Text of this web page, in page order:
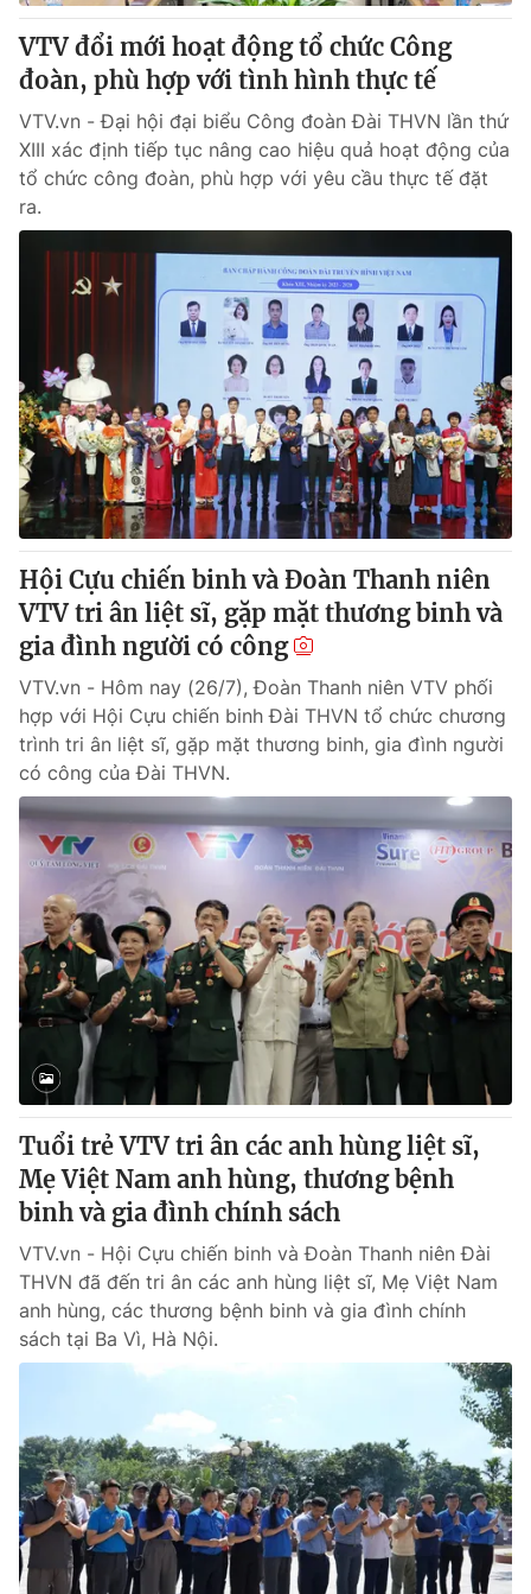
VTV đổi mới hoạt động tổ chức Công
đoàn, phù hợp với tình hình thực tế
VTV.vn - Đại hội đại biểu Công đoàn Đài THVN lần thứ
XIII xác định tiếp tục nâng cao hiệu quả hoạt động của
tổ chức công đoàn, phù hợp với yêu cầu thực tế đặt
ra.
Hội Cựu chiến binh và Đoàn Thanh niên
VTV tri ân liệt sĩ, gặp mặt thương binh và
gia đình người có công
VTV.vn - Hôm nay (26/7), Đoàn Thanh niên VTV phối
hợp với Hội Cựu chiến binh Đài THVN tổ chức chương
trình tri ân liệt sĩ, gặp mặt thương binh, gia đình người
có công của Đài THVN.
Tuổi trẻ VTV tri ân các anh hùng liệt sĩ,
Mẹ Việt Nam anh hùng, thương bệnh
binh và gia đình chính sách
VTV.vn - Hội Cựu chiến binh và Đoàn Thanh niên Đài
THVN đã đến tri ân các anh hùng liệt sĩ, Mẹ Việt Nam
anh hùng, các thương bệnh binh và gia đình chính
sách tại Ba Vì, Hà Nội.